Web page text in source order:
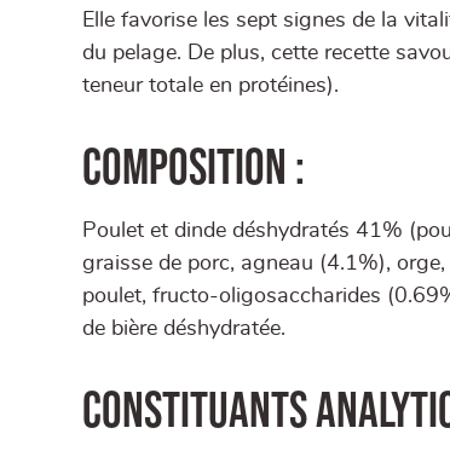
Elle favorise les sept signes de la
du pelage. De plus, cette recette
teneur totale en protéines).
Composition :
Poulet et dinde déshydratés 41%
graisse de porc, agneau (4.1%),
poulet, fructo-oligosaccharides
de bière déshydratée.
Constituants